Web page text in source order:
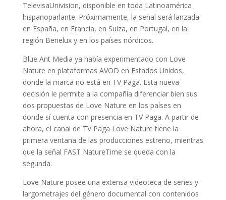
TelevisaUnivision, disponible en toda Latinoamérica
hispanoparlante. Próximamente, la señal será lanzada
en España, en Francia, en Suiza, en Portugal, en la
región Benelux y en los países nórdicos.
Blue Ant Media ya había experimentado con Love
Nature en plataformas AVOD en Estados Unidos,
donde la marca no está en TV Paga. Esta nueva
decisión le permite a la compañía diferenciar bien sus
dos propuestas de Love Nature en los países en
donde sí cuenta con presencia en TV Paga. A partir de
ahora, el canal de TV Paga Love Nature tiene la
primera ventana de las producciones estreno, mientras
que la señal FAST NatureTime se queda con la
segunda.
Love Nature posee una extensa videoteca de series y
largometrajes del género documental con contenidos